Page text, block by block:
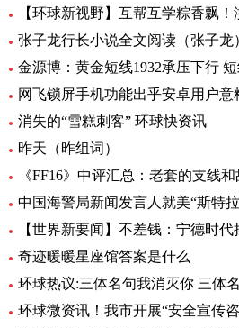
张子龙行长小说全文阅读（张子龙
金源博：黄金短线1932承压下行
网飞锁屏手机功能出乎安卓用户意
消失的“雪糕刺客” 环球快资讯
昨天（昨组词）
奇迹暖暖星座馆答案是什么
环球热议:三体名句我消灭你 三体